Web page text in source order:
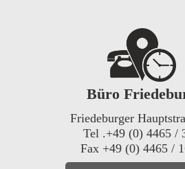
Büro
Friedeburger
Tel .+49 (0) 4465 /
Fax +49 (0) 4465 /